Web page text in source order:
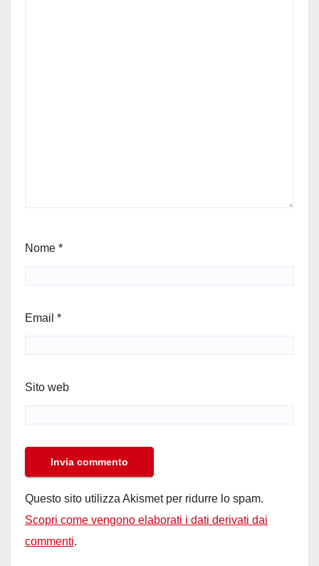
Nome *
Email *
Sito web
Questo sito utilizza Akismet per ridurre lo spam.
Scopri come vengono elaborati i dati derivati dai
commenti.